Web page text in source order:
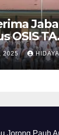
OSIS
2025
Jorong Pauh